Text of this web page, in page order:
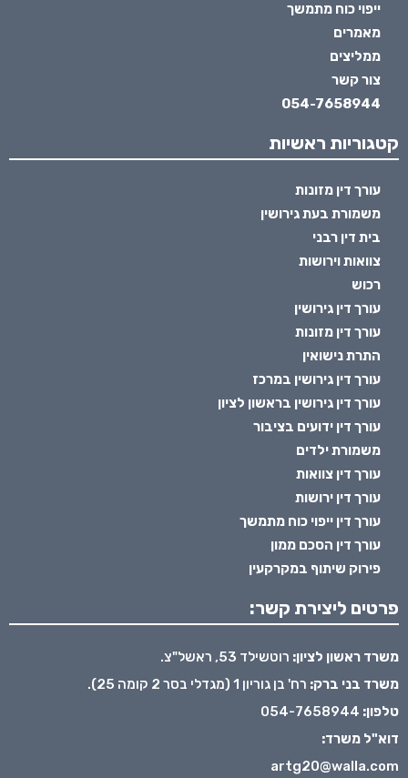
ייפוי כוח מתמשך
מאמרים
ממליצים
צור קשר
054-7658944
קטגוריות ראשיות
עורך דין מזונות
משמורת בעת גירושין
בית דין רבני
צוואות וירושות
רכוש
עורך דין גירושין
עורך דין מזונות
התרת נישואין
עורך דין גירושין במרכז
עורך דין גירושין בראשון לציון
עורך דין ידועים בציבור
משמורת ילדים
עורך דין צוואות
עורך דין ירושות
עורך דין ייפוי כוח מתמשך
עורך דין הסכם ממון
פירוק שיתוף במקרקעין
פרטים ליצירת קשר:
משרד ראשון לציון: רוטשילד 53, ראשל"צ.
משרד בני ברק: רח' בן גוריון 1 (מגדלי בסר 2 קומה 25).
טלפון: 054-7658944
דוא"ל משרד:
artg20@walla.com